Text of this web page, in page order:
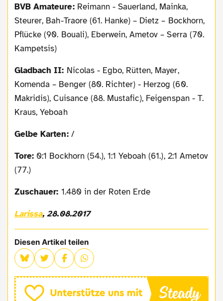
BVB Amateure: Reimann - Sauerland, Mainka,
Steurer, Bah-Traore (61. Hanke) – Dietz – Bockhorn,
Pflücke (90. Bouali), Eberwein, Ametov – Serra (70.
Kampetsis)
Gladbach II: Nicolas - Egbo, Rütten, Mayer,
Komenda – Benger (80. Richter) - Herzog (60.
Makridis), Cuisance (88. Mustafic), Feigenspan - T.
Kraus, Yeboah
Gelbe Karten:/
Tore: 0:1 Bockhorn (54.), 1:1 Yeboah (61.), 2:1 Ametov
(77.)
Zuschauer: 1.480 in der Roten Erde
Larissa, 28.08.2017
Diesen Artikel teilen